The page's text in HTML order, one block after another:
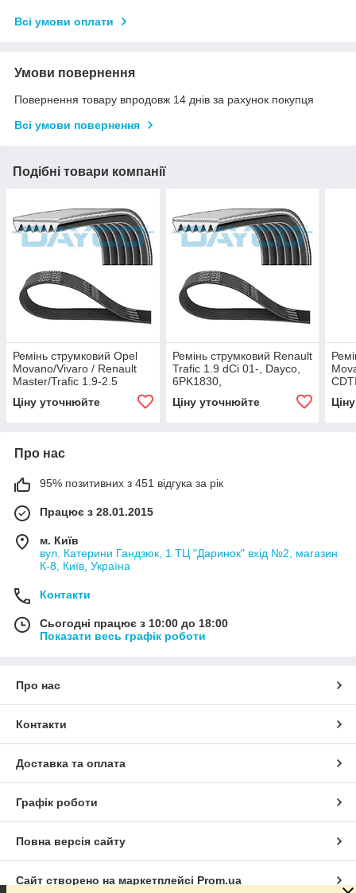
Всі умови оплати
Умови повернення
Повернення товару впродовж 14 днів за рахунок покупця
Всі умови повернення
Подібні товари компанії
Ремінь струмковий Opel
Movano/Vivaro / Renault
Master/Trafic 1.9-2.5
i/Di/DTI/dCi 00-,6PK1150
Ціну уточнюйте
Ремінь струмковий Renault
Trafic 1.9 dCi 01-, Dayco,
6PK1830,
Ціну уточнюйте
Про нас
95% позитивних з 451 відгука за рік
Працює з 28.01.2015
м. Київ
вул. Катерини Гандзюк, 1 ТЦ "Даринок" вхід №2, магазин
К-8, Київ, Україна
Контакти
Сьогодні працює з 10:00 до 18:00
Показати весь графік роботи
Про нас
Контакти
Доставка та оплата
Графік роботи
Повна версія сайту
Сайт створено на маркетплейсі Prom.ua